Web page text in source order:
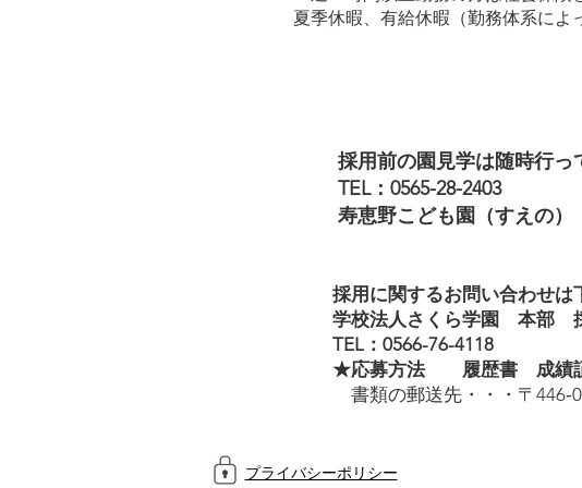
夏季休暇、 有給休暇（勤務体系によ
採用前の園見学は随時行
TEL：0565-28-2403
寿恵野こども園（すえ
採用に関するお問い合わせは
学校法人さくら学園 本部
TEL：0566-76-4118​
​★応募方法 履歴書 成績証
書類の郵送先・・・〒
プライバシーポリシー